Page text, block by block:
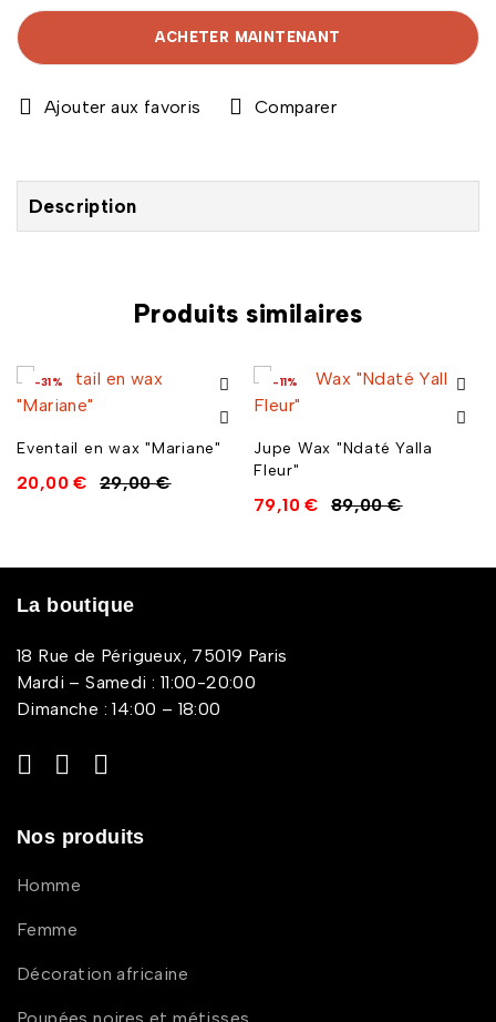
ACHETER MAINTENANT
Comparer
Description
Produits similaires
-31%
Eventail en wax "Mariane"
29,00€
20,00€
-11%
Jupe Wax "Ndaté Yalla
Fleur"
89,00€
79,10€
La boutique
18 Rue de Périgueux, 75019 Paris
Mardi – Samedi : 11:00-20:00
Dimanche : 14:00 – 18:00
Nos produits
Homme
Femme
Décoration africaine